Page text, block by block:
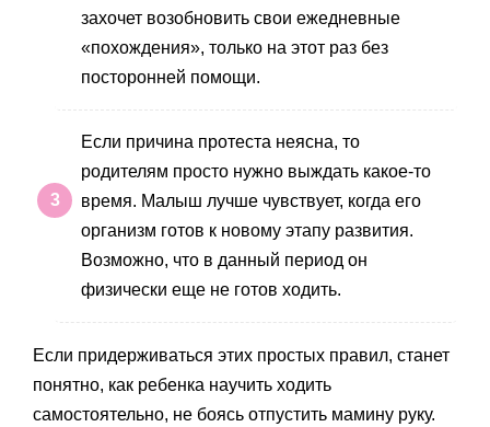
захочет возобновить свои ежедневные
«похождения», только на этот раз без
посторонней помощи.
Если причина протеста неясна, то
родителям просто нужно выждать какое-то
время. Малыш лучше чувствует, когда его
организм готов к новому этапу развития.
Возможно, что в данный период он
физически еще не готов ходить.
Если придерживаться этих простых правил, станет
понятно, как ребенка научить ходить
самостоятельно, не боясь отпустить мамину руку.